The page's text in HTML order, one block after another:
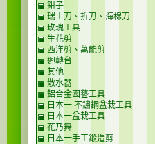
鉗子
瑞士刀、折刀、海棉刀
玫瑰工具
生花剪
西洋剪、萬能剪
迴轉台
其他
散水器
鋁合金園藝工具
日本一 不鏽鋼盆栽工具
日本一盆栽工具
花乃舞
日本一手工鍛造剪